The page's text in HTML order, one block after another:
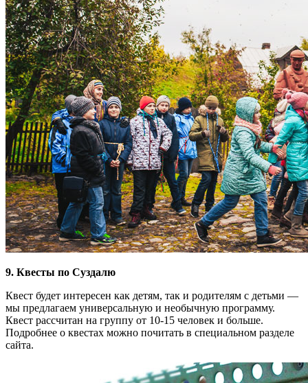
9. Квесты по Суздалю
Квест будет интересен как детям, так и родителям с детьми —
мы предлагаем универсальную и необычную программу.
Квест рассчитан на группу от 10-15 человек и больше.
Подробнее о квестах можно почитать в специальном разделе
сайта.